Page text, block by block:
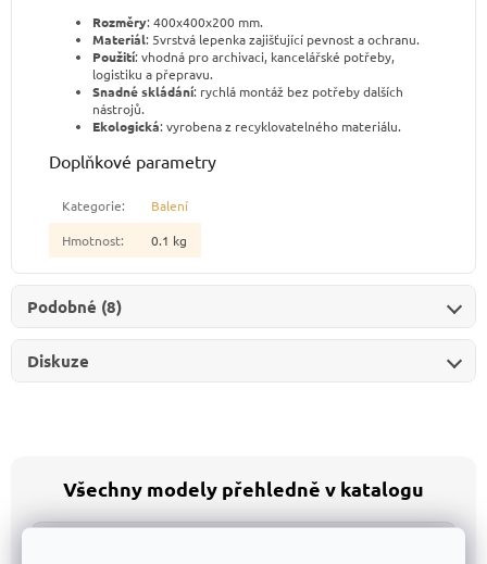
Rozměry: 400x400x200 mm.
Materiál: 5vrstvá lepenka zajišťující pevnost a ochranu.
Použití: vhodná pro archivaci, kancelářské potřeby,
logistiku a přepravu.
Snadné skládání: rychlá montáž bez potřeby dalších
nástrojů.
Ekologická: vyrobena z recyklovatelného materiálu.
Doplňkové parametry
Kategorie:
Balení
Hmotnost: 0.1 kg
Podobné (8)
Diskuze
Všechny modely přehledně v katalogu